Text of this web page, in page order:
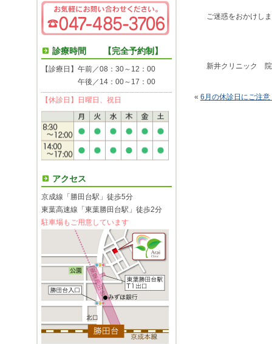
ご迷惑をおかけし
新井クリニック
« 6月の休診日にご注
診療時間 【完全予約制】
【診療日】午前／08：30～12：00
午後／14：00～17：00
【休診日】日曜日、祝日
アクセス
京成線「勝田台駅」徒歩5分
東葉高速線「東葉勝田台駅」徒歩2分
駐車場もご用意しています